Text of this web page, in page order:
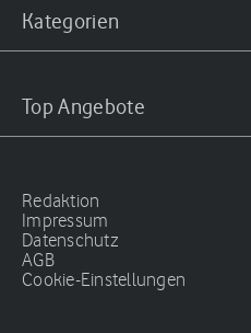
Kategorien
Top Angebote
Redaktion
Impressum
Datenschutz
AGB
Cookie-Einstellungen